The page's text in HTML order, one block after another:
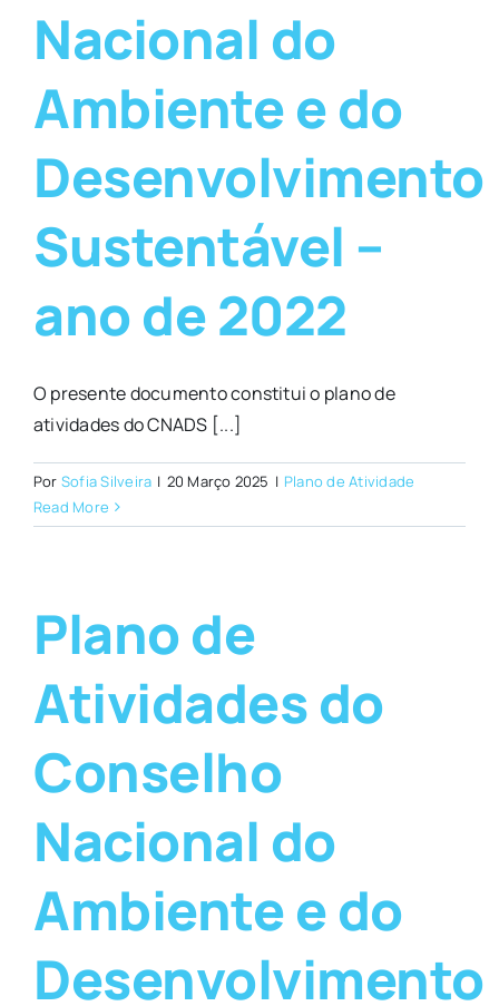
Nacional do
Ambiente e do
Desenvolvimento
Sustentável –
ano de 2022
O presente documento constitui o plano de
atividades do CNADS [...]
Por Sofia Silveira | 20 Março 2025 | Plano de Atividade
Read More
Plano de
Atividades do
Conselho
Nacional do
Ambiente e do
Desenvolvimento